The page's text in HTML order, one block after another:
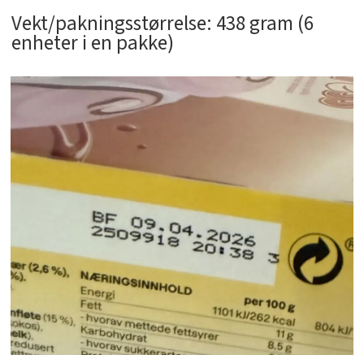
Vekt/pakningsstørrelse: 438 gram (6
enheter i en pakke)